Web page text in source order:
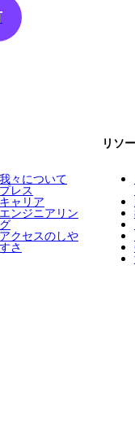
我々について
プレス
キャリア
エンジニアリン
グ
アクセスのしや
すさ
リソ